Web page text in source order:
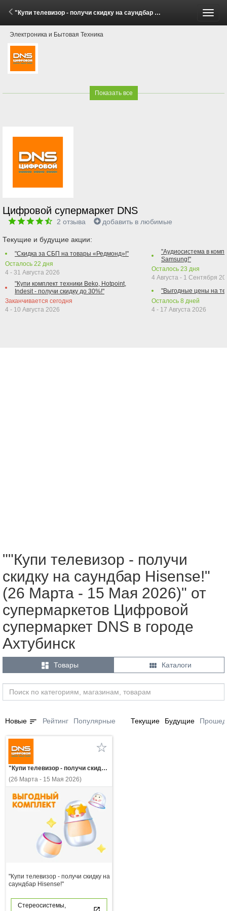
"Купи телевизор - получи скидку на саундбар Hisense!" (26 Марта - 15 Мая 2026)
Электроника и Бытовая Техника
Показать все
Цифровой супермаркет DNS
2 отзыва добавить в любимые
Текущие и будущие акции:
"Скидка за СБП на товары «Редмонд»!"
Осталось 22 дня
4 - 31 Августа 2026
"Купи комплект техники Beko, Hotpoint,
Indesit - получи скидку до 30%!"
Заканчивается сегодня
4 - 10 Августа 2026
"Аудиосистема в
Samsung!"
Осталось 23 дня
4 Августа - 1 Сентября
"Выгодные цены на
Осталось 8 дней
4 - 17 Августа 2026
""Купи телевизор - получи
скидку на саундбар Hisense!"
(26 Марта - 15 Мая 2026)" от
супермаркетов Цифровой
супермаркет DNS в городе
Ахтубинск
 Товары  Каталоги
Новые sort Рейтинг Популярные Текущие Будущие
"Купи телевизор - получи скидку на саундбар Hisense!"
(26 Марта - 15 Мая 2026)
"Купи телевизор - получи скидку на
саундбар Hisense!"
Стереосистемы,